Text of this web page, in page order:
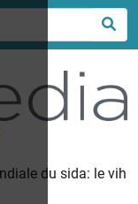
du sida: le vih